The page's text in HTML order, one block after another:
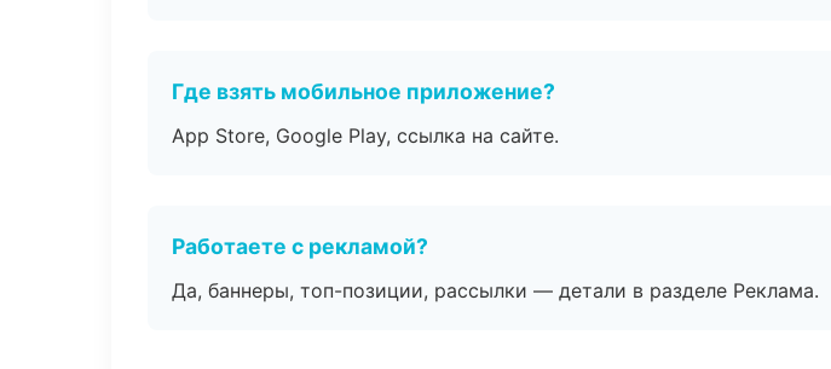
Где взять мобильное приложение?
App Store, Google Play, ссылка на сайте.
Работаете с рекламой?
Да, баннеры, топ-позиции, рассылки — детали в разделе Реклама.